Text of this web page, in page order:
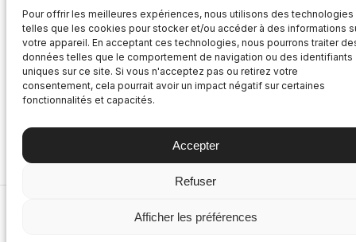
Pour offrir les meilleures expériences, nous utilisons des technologies
telles que les cookies pour stocker et/ou accéder à des informations
votre appareil. En acceptant ces technologies, nous pourrons traiter
données telles que le comportement de navigation ou des identifiants
uniques sur ce site. Si vous n'acceptez pas ou retirez votre
consentement, cela pourrait avoir un impact négatif sur certaines
fonctionnalités et capacités.
Accepter
Refuser
Afficher les préférences